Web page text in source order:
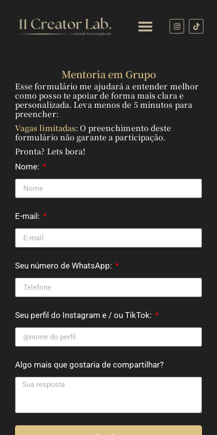
Mentoria em Grupo
Esse formulário me ajudará a entender melhor
como posso te apoiar de forma mais clara e
personalizada. Leva menos de 5 minutos para
preencher:
Vagas limitadas: O preenchimento deste
formulário não garante a participação.
Pronta? Lets bora!
Nome:
E-mail:
Seu número de WhatsApp:
Seu perfil do Instagram e / ou TikTok:
Algo mais que gostaria de compartilhar?